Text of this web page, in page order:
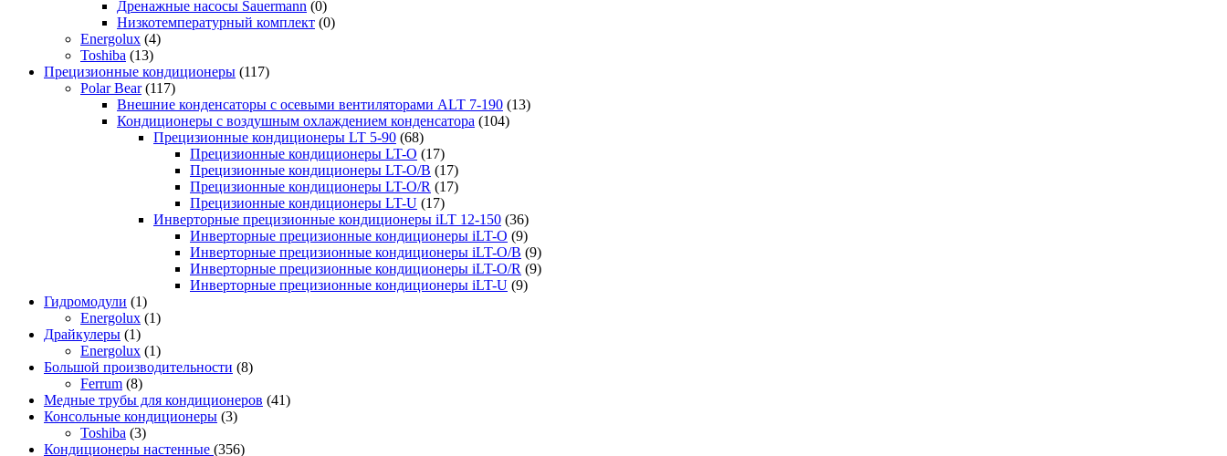
Дренажные насосы Sauermann (0)
Низкотемпературный комплект (0)
Energolux (4)
Toshiba (13)
Прецизионные кондиционеры (117)
Polar Bear (117)
Внешние конденсаторы с осевыми вентиляторами ALT 7-190 (13)
Кондиционеры с воздушным охлаждением конденсатора (104)
Прецизионные кондиционеры LT 5-90 (68)
Прецизионные кондиционеры LT-O (17)
Прецизионные кондиционеры LT-O/B (17)
Прецизионные кондиционеры LT-O/R (17)
Прецизионные кондиционеры LT-U (17)
Инверторные прецизионные кондиционеры iLT 12-150 (36)
Инверторные прецизионные кондиционеры iLT-O (9)
Инверторные прецизионные кондиционеры iLT-O/B (9)
Инверторные прецизионные кондиционеры iLT-O/R (9)
Инверторные прецизионные кондиционеры iLT-U (9)
Гидромодули (1)
Energolux (1)
Драйкулеры (1)
Energolux (1)
Большой производительности (8)
Ferrum (8)
Медные трубы для кондиционеров (41)
Консольные кондиционеры (3)
Toshiba (3)
Кондиционеры настенные (356)